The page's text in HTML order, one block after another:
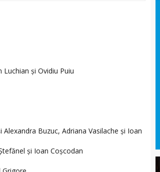
şi Ovidiu Puiu
Alexandra Buzuc, Adriana Vasilache şi Ioan
şi Ioan Coşcodan